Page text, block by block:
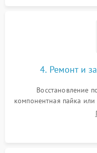
4. Ремонт и
Восстановление
компонентная пайка